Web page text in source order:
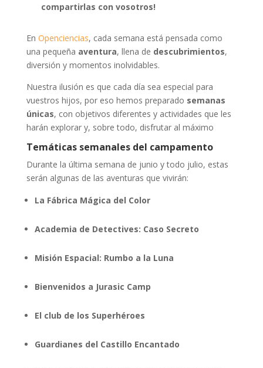
compartirlas con vosotros!
En Openciencias, cada semana está pensada como
una pequeña aventura, llena de descubrimientos,
diversión y momentos inolvidables.
Nuestra ilusión es que cada día sea especial para
vuestros hijos, por eso hemos preparado semanas
únicas, con objetivos diferentes y actividades que les
harán explorar y, sobre todo, disfrutar al máximo
Temáticas semanales del campamento
Durante la última semana de junio y todo julio, estas
serán algunas de las aventuras que vivirán:
La Fábrica Mágica del Color
Academia de Detectives: Caso Secreto
Misión Espacial: Rumbo a la Luna
Bienvenidos a Jurasic Camp
El club de los Superhéroes
Guardianes del Castillo Encantado